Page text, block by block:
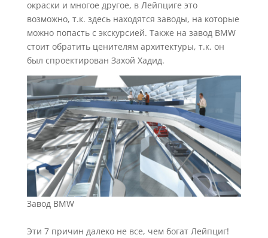
окраски и многое другое, в Лейпциге это
возможно, т.к. здесь находятся заводы, на которые
можно попасть с экскурсией. Также на завод BMW
стоит обратить ценителям архитектуры, т.к. он
был спроектирован Захой Хадид.
Завод BMW
Эти 7 причин далеко не все, чем богат Лейпциг!